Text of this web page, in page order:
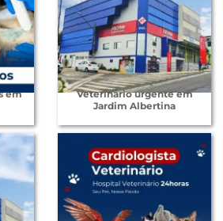
em
Veterinário urgente em
Jardim Albertina